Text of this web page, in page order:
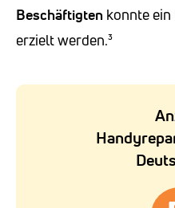
Beschäftigten konnte ein
erzielt werden.³